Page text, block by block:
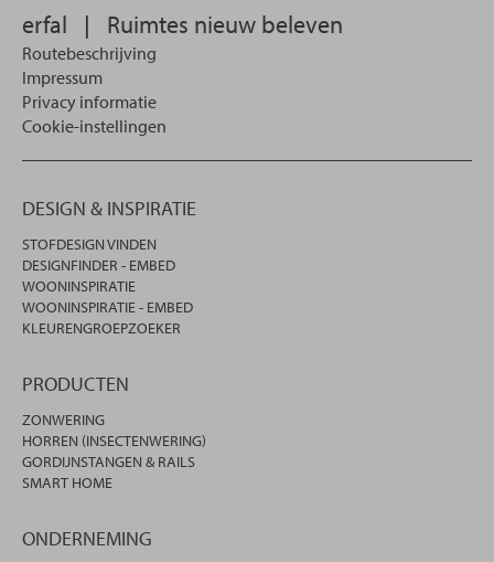
erfal | Ruimtes nieuw beleven
Routebeschrijving
Impressum
Privacy informatie
Cookie-instellingen
DESIGN & INSPIRATIE
STOFDESIGN VINDEN
DESIGNFINDER - EMBED
WOONINSPIRATIE
WOONINSPIRATIE - EMBED
KLEURENGROEPZOEKER
PRODUCTEN
ZONWERING
HORREN (INSECTENWERING)
GORDIJNSTANGEN & RAILS
SMART HOME
ONDERNEMING